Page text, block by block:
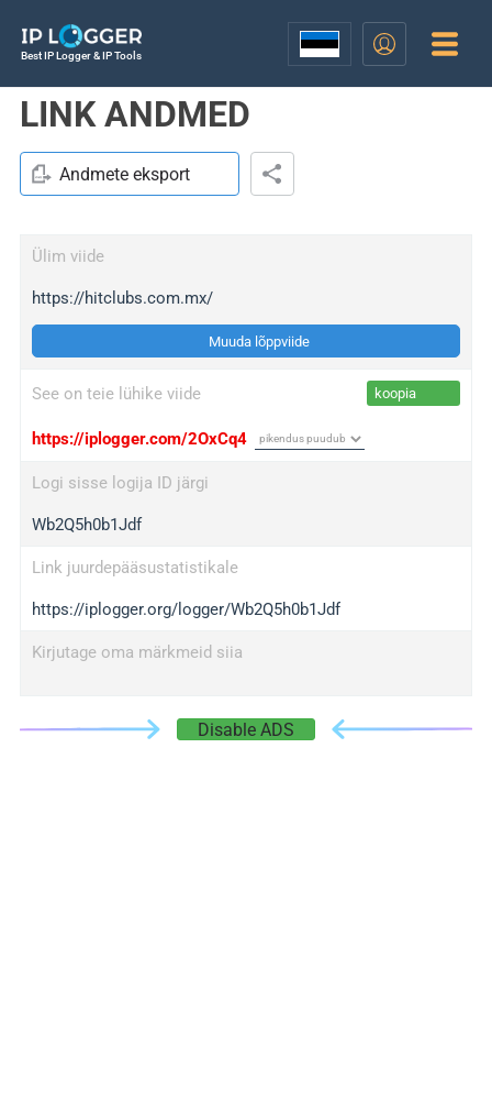
Best IP Logger & IP Tools
LINK ANDMED
Andmete eksport
Ülim viide
https://hitclubs.com.mx/
Muuda lõppviide
See on teie lühike viide koopia
https://iplogger.com/2OxCq4
Logi sisse logija ID järgi
Wb2Q5h0b1Jdf
Link juurdepääsustatistikale
https://iplogger.org/logger/Wb2Q5h0b1Jdf
Kirjutage oma märkmeid siia
Disable ADS